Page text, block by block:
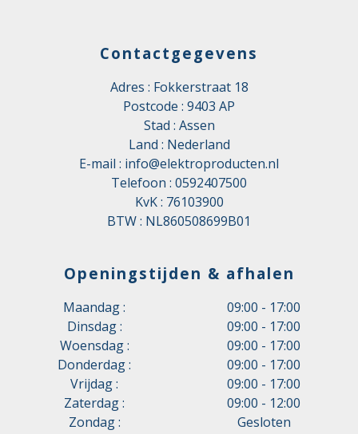
Contactgegevens
Adres : Fokkerstraat 18
Postcode : 9403 AP
Stad : Assen
Land : Nederland
E-mail : info@elektroproducten.nl
Telefoon : 0592407500
KvK : 76103900
BTW : NL860508699B01
Openingstijden & afhalen
Maandag :
09:00 - 17:00
Dinsdag :
09:00 - 17:00
Woensdag :
09:00 - 17:00
Donderdag :
09:00 - 17:00
Vrijdag :
09:00 - 17:00
Zaterdag :
09:00 - 12:00
Zondag :
Gesloten